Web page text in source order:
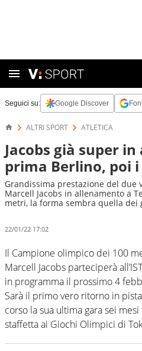
Seguici su: Google Discover
ALTRI SPORT ATLETICA
Jacobs già super
prima Berlino, poi
Grandissima prestazione del due
Marcell Jacobs in allenamento a
metri, la forma sembra quella dei
22/01/22 17:02
Il Campione olimpico dei 100
Marcell Jacobs parteciperà
in programma il prossimo 4
Sarà il primo vero ritorno in
corso la sua ultima gara sei
staffetta ai Giochi Olimpici di